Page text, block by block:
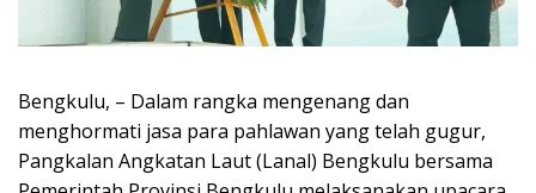
Bengkulu, – Dalam rangka mengenang dan
menghormati jasa para pahlawan yang telah gugur,
Pangkalan Angkatan Laut (Lanal) Bengkulu bersama